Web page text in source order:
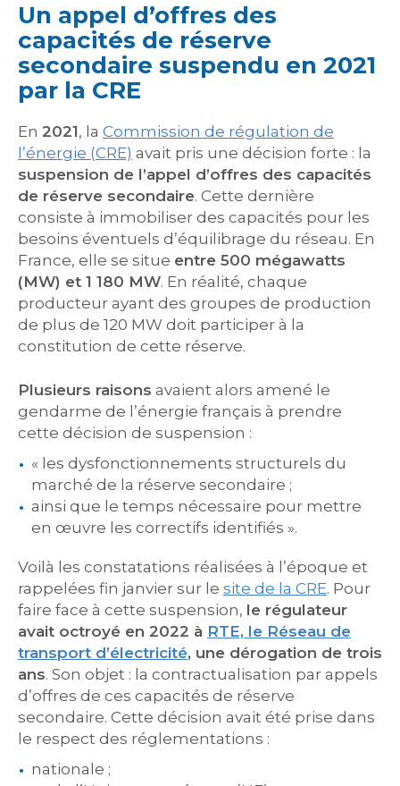
Un appel d’offres des
capacités de réserve
secondaire suspendu en 2021
par la CRE
En 2021, la Commission de régulation de
l’énergie (CRE) avait pris une décision forte : la
suspension de l’appel d’offres des capacités
de réserve secondaire. Cette dernière
consiste à immobiliser des capacités pour les
besoins éventuels d’équilibrage du réseau. En
France, elle se situe entre 500 mégawatts
(MW) et 1 180 MW. En réalité, chaque
producteur ayant des groupes de production
de plus de 120 MW doit participer à la
constitution de cette réserve.
Plusieurs raisons avaient alors amené le
gendarme de l’énergie français à prendre
cette décision de suspension :
« les dysfonctionnements structurels du
marché de la réserve secondaire ;
ainsi que le temps nécessaire pour mettre
en œuvre les correctifs identifiés ».
Voilà les constatations réalisées à l’époque et
rappelées fin janvier sur le site de la CRE. Pour
faire face à cette suspension, le régulateur
avait octroyé en 2022 à RTE, le Réseau de
transport d’électricité, une dérogation de trois
ans. Son objet : la contractualisation par appels
d’offres de ces capacités de réserve
secondaire. Cette décision avait été prise dans
le respect des réglementations :
nationale ;